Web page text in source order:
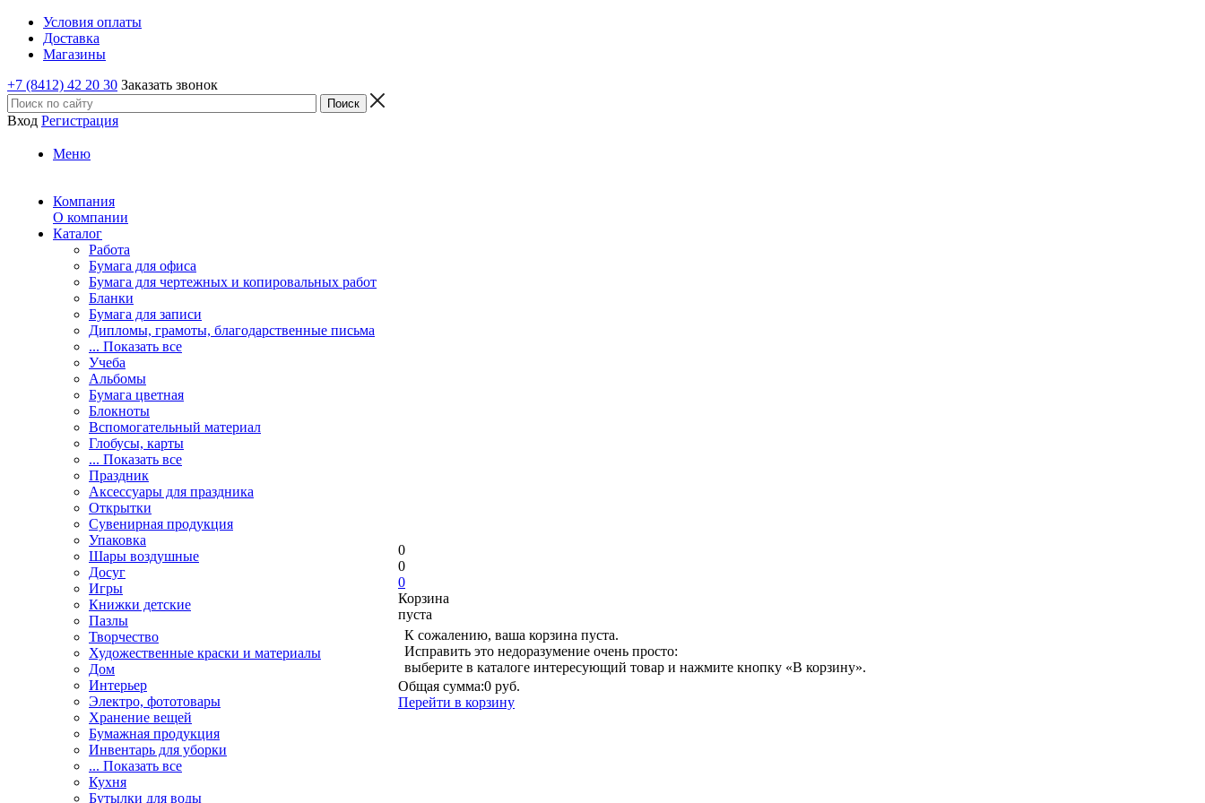
Условия оплаты
Доставка
Магазины
+7 (8412) 42 20 30 Заказать звонок
Вход Регистрация
Меню
Компания
О компании
Каталог
Работа
Бумага для офиса
Бумага для чертежных и копировальных работ
Бланки
Бумага для записи
Дипломы, грамоты, благодарственные письма
... Показать все
Учеба
Альбомы
Бумага цветная
Блокноты
Вспомогательный материал
Глобусы, карты
... Показать все
Праздник
Аксессуары для праздника
Открытки
Сувенирная продукция
Упаковка
Шары воздушные
Досуг
Игры
Книжки детские
Пазлы
Творчество
Художественные краски и материалы
Дом
Интерьер
Электро, фототовары
Хранение вещей
Бумажная продукция
Инвентарь для уборки
... Показать все
Кухня
Бутылки для воды
0
0
0
Корзина
пуста
К сожалению, ваша корзина пуста.
Исправить это недоразумение очень просто:
выберите в каталоге интересующий товар и нажмите кнопку «В корзину».
Общая сумма:0 руб.
Перейти в корзину